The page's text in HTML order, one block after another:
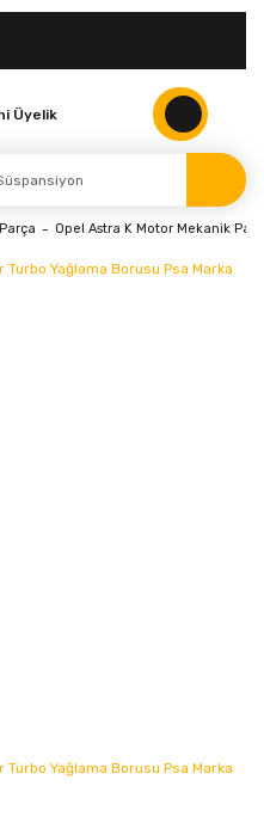
Üyelik
Opel Astra K Motor Mekanik